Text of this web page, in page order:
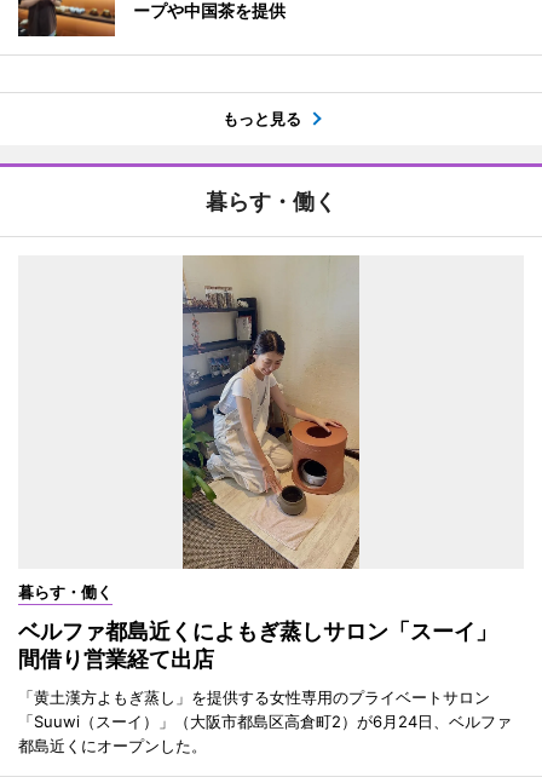
ープや中国茶を提供
もっと見る
暮らす・働く
暮らす・働く
ベルファ都島近くによもぎ蒸しサロン「スーイ」
間借り営業経て出店
「黄土漢方よもぎ蒸し」を提供する女性専用のプライベートサロン
「Suuwi（スーイ）」（大阪市都島区高倉町2）が6月24日、ベルファ
都島近くにオープンした。